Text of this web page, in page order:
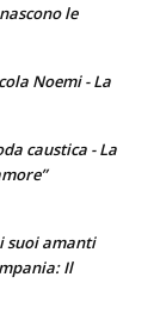
le
Noemi - La
caustica - La
suoi amanti
Il